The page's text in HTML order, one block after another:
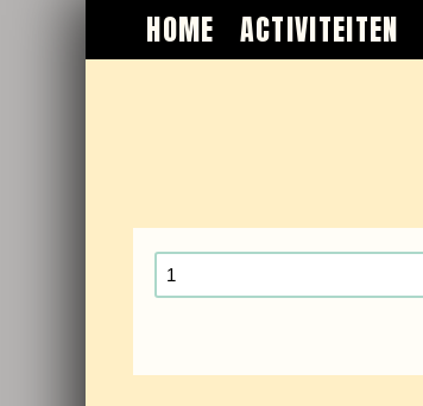
HOME ACTIVITEITEN
Ticket:
Flangs
Proefkeuken